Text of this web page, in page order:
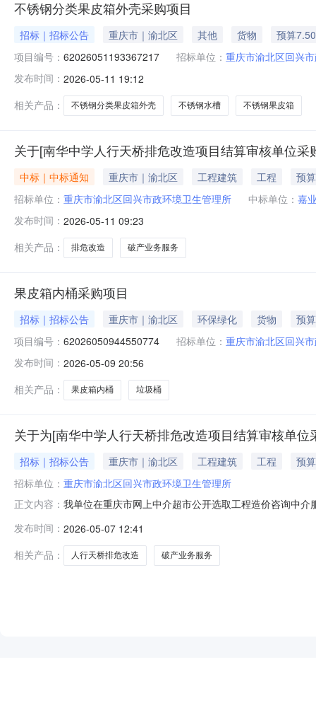
不锈钢分类果皮箱外壳采购项目
招标｜招标公告 重庆市｜渝北区 其他 货物
预算
项目编号： 62026051193367217 招标单位： 重庆市渝北区回兴
发布时间： 2026-05-11 19:12
相关产品：
不锈钢分类果皮箱外壳 不锈钢水槽 不锈钢果皮箱
关于[南华中学人行天桥排危改造项目结算审核单位采
中标｜中标通知 重庆市｜渝北区 工程建筑 工程
预
招标单位： 重庆市渝北区回兴市政环境卫生管理所 中标单位： 嘉
发布时间： 2026-05-11 09:23
相关产品：
排危改造 破产业务服务
果皮箱内桶采购项目
招标｜招标公告 重庆市｜渝北区 环保绿化 货物
预
项目编号： 62026050944550774 招标单位： 重庆市渝北区回兴
发布时间： 2026-05-09 20:56
相关产品：
果皮箱内桶 垃圾桶
关于为[南华中学人行天桥排危改造项目结算审核单
招标｜招标公告 重庆市｜渝北区 工程建筑 工程
预
招标单位： 重庆市渝北区回兴市政环境卫生管理所
正文内容： 我单位在重庆市网上中介超市公开选取工程造价咨询中
审，在一审基础上进行审核）。审核报告中需提供详细
告并对审核报告的真实性负责；因出具不实审核报告
发布时间： 2026-05-07 12:41
相关产品：
人行天桥排危改造 破产业务服务